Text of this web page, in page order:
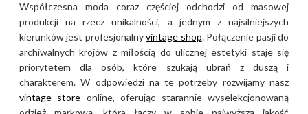
Współczesna moda coraz częściej odchodzi od masowej
produkcji na rzecz unikalności, a jednym z najsilniejszych
kierunków jest profesjonalnyvintage shop. Połączenie pasji do
archiwalnych krojów z miłością do ulicznej estetyki staje się
priorytetem dla osób, które szukają ubrań z duszą i
charakterem. W odpowiedzi na te potrzeby rozwijamy nasz
vintage store online, oferując starannie wyselekcjonowaną